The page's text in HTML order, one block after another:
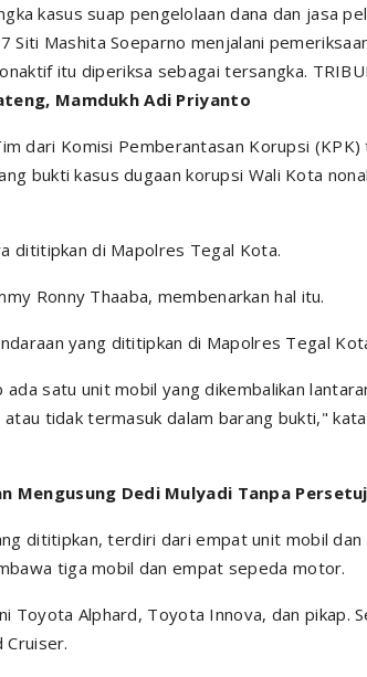
kasus suap pengelolaan dana dan jasa
Siti Mashita Soeparno menjalani
itu diperiksa sebagai tersangka.
Mamdukh Adi Priyanto
dari Komisi Pemberantasan Korupsi
bukti kasus dugaan korupsi Wali Kota
dititipkan di Mapolres Tegal Kota.
Ronny Thaaba, membenarkan hal itu.
yang dititipkan di Mapolres Tegal
ada satu unit mobil yang dikembalikan
tidak termasuk dalam barang bukti,"
Mengusung Dedi Mulyadi Tanpa
dititipkan, terdiri dari empat unit mobil
tiga mobil dan empat sepeda motor.
Toyota Alphard, Toyota Innova, dan pikap.
Cruiser.